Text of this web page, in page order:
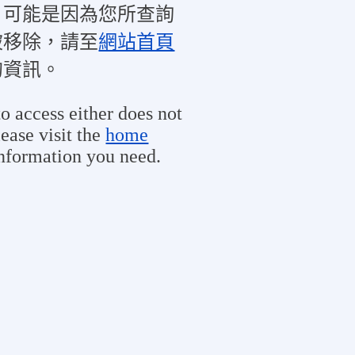
能是因為您所查詢
除，請至網站首頁
訊。
access either does not
visit thehome
you need.